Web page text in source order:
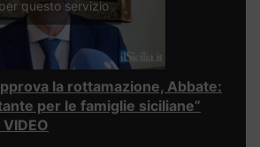
questo servizio
la rottamazione, Abbate:
per le famiglie siciliane”
VIDEO